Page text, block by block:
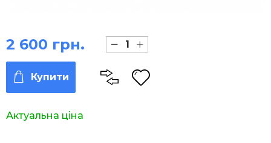
Актуальна ціна
2 600 грн.
Купити